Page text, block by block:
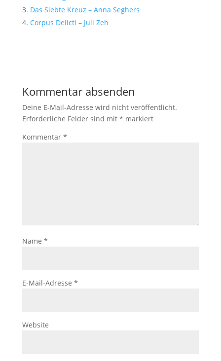
Das Siebte Kreuz – Anna Seghers
Corpus Delicti – Juli Zeh
Kommentar absenden
Deine E-Mail-Adresse wird nicht veröffentlicht.
Erforderliche Felder sind mit * markiert
Kommentar *
Name *
E-Mail-Adresse *
Website